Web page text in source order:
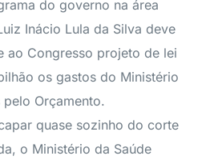
do governo na área
Inácio Lula da Silva deve
ao Congresso projeto de lei
os gastos do Ministério
Orçamento.
quase sozinho do corte
o Ministério da Saúde